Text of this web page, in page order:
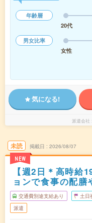
年齢層
20代
男女比率
女性
気になる!
派遣会社
未読
NEW
掲載日 2026/08/07
【週2日＊高時給
ョンで食事の配膳
交通費別途支給あり 土日
派遣